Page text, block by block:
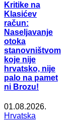
Kritike na
Klasićev
račun:
Naseljavanje
otoka
stanovništvom
koje nije
hrvatsko, nije
palo na pamet
ni Brozu!
01.08.2026.
Hrvatska